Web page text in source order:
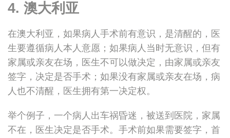
4. 澳大利亚
在澳大利亚，如果病人手术前有意识，是清醒的，医
生要遵循病人本人意愿；如果病人当时无意识，但有
家属或亲友在场，医生不可以做决定，由家属或亲友
签字，决定是否手术；如果没有家属或亲友在场，病
人也不清醒，医生拥有第一决定权。
举个例子，一个病人出车祸昏迷，被送到医院，家属
不在，医生决定是否手术。手术前如果需要签字，首